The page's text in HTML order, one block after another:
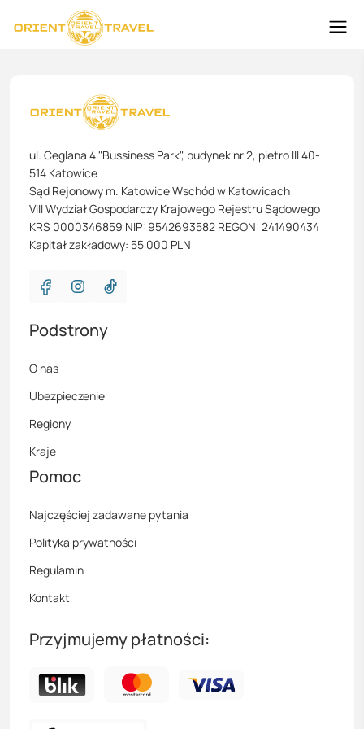
ul. Ceglana 4 "Bussiness Park", budynek nr 2, pietro III 40-
514 Katowice
Sąd Rejonowy m. Katowice Wschód w Katowicach
VIII Wydział Gospodarczy Krajowego Rejestru Sądowego
KRS 0000346859 NIP: 9542693582 REGON: 241490434
Kapitał zakładowy: 55 000 PLN
Podstrony
O nas
Ubezpieczenie
Regiony
Kraje
Pomoc
Najczęściej zadawane pytania
Polityka prywatności
Regulamin
Kontakt
Przyjmujemy płatności: